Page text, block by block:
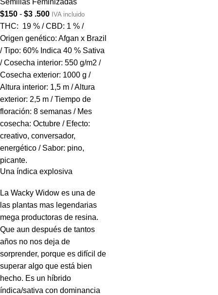
Semillas Feminizadas
$150 - $3 .500 IVA incluido
THC: 19 % / CBD: 1 % /
Origen genético: Afgan x Brazil
/ Tipo: 60% Indica 40 % Sativa
/ Cosecha interior: 550 g/m2 /
Cosecha exterior: 1000 g /
Altura interior: 1,5 m / Altura
exterior: 2,5 m / Tiempo de
floración: 8 semanas / Mes
cosecha: Octubre / Efecto:
creativo, conversador,
energético / Sabor: pino,
picante.
Una índica explosiva
La Wacky Widow es una de
las plantas mas legendarias
mega productoras de resina.
Que aun después de tantos
años no nos deja de
sorprender, porque es difícil de
superar algo que está bien
hecho. Es un híbrido
índica/sativa con dominancia